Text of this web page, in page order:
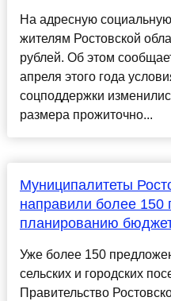
На адресную
жителям Ростовской
рублей. Об этом
апреля этого года
соцподдержки
размера прожиточно...
Муниципалитеты
направили более 150
планированию
Уже более 150
сельских и городских
Правительство